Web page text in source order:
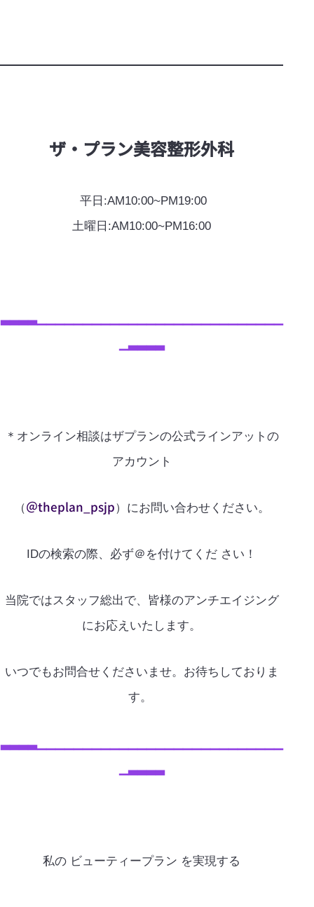
ザ·プラン美容整形外科
平日:AM10:00~PM19:00
土曜日:AM10:00~PM16:00
▃▃▃▃▁▁▁▁▁▁▁▁▁▁▁▁▁▁▁▁▁▁▁▁▁▁▁▁▁▁▁
▁▃▃▃▃
＊オンライン相談はザプランの公式ラインアットの
アカウント
（＠theplan_psjp）にお問い合わせください。
IDの検索の際、必ず＠を付けてくだ さい！
当院ではスタッフ総出で、皆様のアンチエイジング
にお応えいたします。
いつでもお問合せくださいませ。お待ちしておりま
す。
▃▃▃▃▁▁▁▁▁▁▁▁▁▁▁▁▁▁▁▁▁▁▁▁▁▁▁▁▁▁▁
▁▃▃▃▃
私の ビューティープラン を実現する